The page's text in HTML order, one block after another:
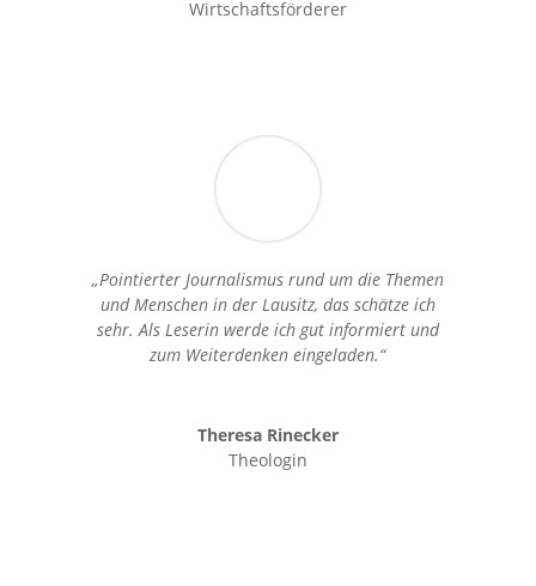
Wirtschaftsförderer
„Pointierter Journalismus rund um die Themen
und Menschen in der Lausitz, das schätze ich
sehr. Als Leserin werde ich gut informiert und
zum Weiterdenken eingeladen.“
Theresa Rinecker
Theologin